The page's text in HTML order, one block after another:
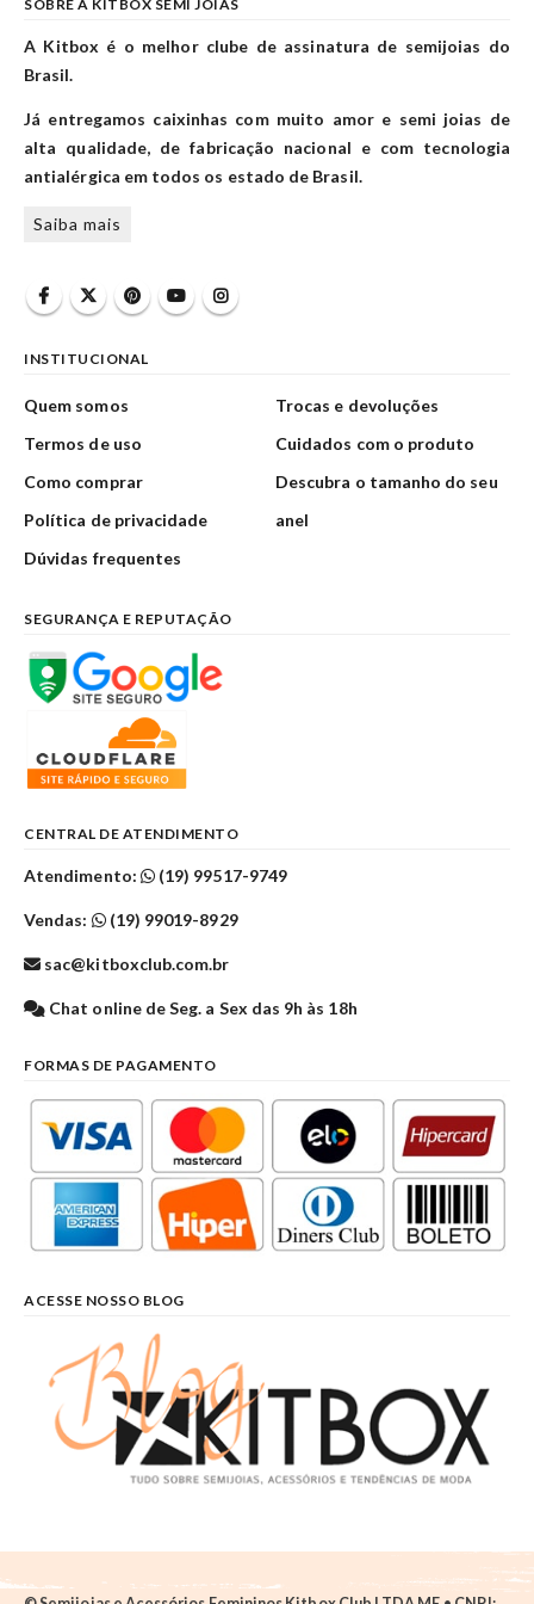
SOBRE A KITBOX SEMI JOIAS
A Kitbox é o melhor clube de assinatura de semijoias do
Brasil.
Já entregamos caixinhas com muito amor e semi joias de
alta qualidade, de fabricação nacional e com tecnologia
antialérgica em todos os estado de Brasil.
Saiba mais
INSTITUCIONAL
Quem somos
Termos de uso
Como comprar
Política de privacidade
Dúvidas frequentes
Trocas e devoluções
Cuidados com o produto
Descubra o tamanho do seu
anel
SEGURANÇA E REPUTAÇÃO
CENTRAL DE ATENDIMENTO
Atendimento: (19) 99517-9749
Vendas: (19) 99019-8929
sac@kitboxclub.com.br
Chat online de Seg. a Sex das 9h às 18h
FORMAS DE PAGAMENTO
ACESSE NOSSO BLOG